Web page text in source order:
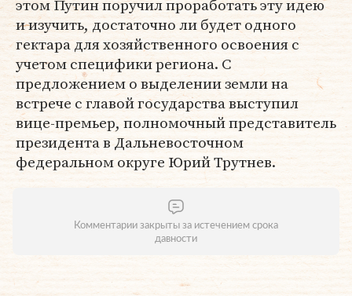
этом Путин поручил проработать эту идею
и изучить, достаточно ли будет одного
гектара для хозяйственного освоения с
учетом специфики региона. С
предложением о выделении земли на
встрече с главой государства выступил
вице-премьер, полномочный представитель
президента в Дальневосточном
федеральном округе Юрий Трутнев.
Комментарии закрыты за истечением срока
давности